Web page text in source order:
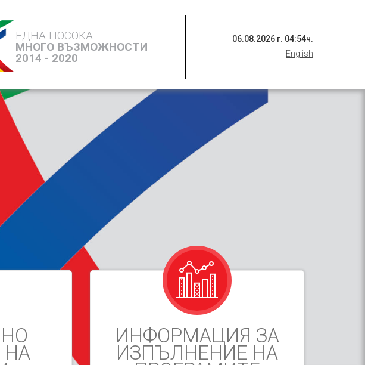
ЕДНА ПОСОКА
МНОГО ВЪЗМОЖНОСТИ
2014 - 2020
06.08.2026 г. 04:54ч.
English
НА
ИНФОРМАЦИЯ ЗА
ИЗПЪЛНЕНИЕ НА